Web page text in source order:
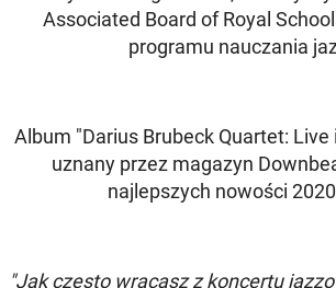
Associated Board of Royal
programu nauczania
Album "Darius Brubeck Quartet: Live
uznany przez magazyn
najlepszych nowości
"Jak często wracasz z koncertu